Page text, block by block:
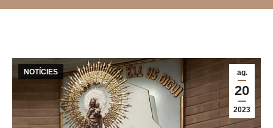
ag.
20
2023
NOTÍCIES